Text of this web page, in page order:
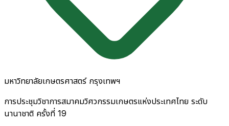
มหาวิทยาลัยเกษตรศาสตร์ กรุงเทพฯ
การประชุมวิชาการสมาคมวิศวกรรมเกษตรแห่งประเทศไทย ระดับ
นานาชาติ ครั้งที่ 19